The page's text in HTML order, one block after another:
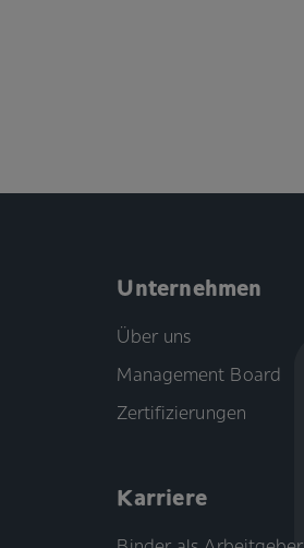
Unternehmen
Über uns
Management Board
Zertifizierungen
Karriere